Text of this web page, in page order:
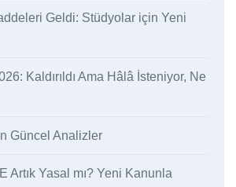
Geldi: Stüdyolar için Yeni
Kaldırıldı Ama Hâlâ İsteniyor, Ne
Güncel Analizler
Artık Yasal mı? Yeni Kanunla